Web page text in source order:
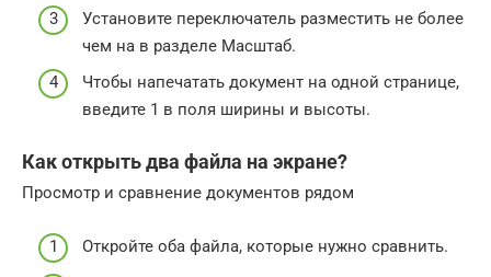
Установите переключатель разместить не более
чем на в разделе Масштаб.
Чтобы напечатать документ на одной странице,
введите 1 в поля ширины и высоты.
Как открыть два файла на экране?
Просмотр и сравнение документов рядом
Откройте оба файла, которые нужно сравнить.